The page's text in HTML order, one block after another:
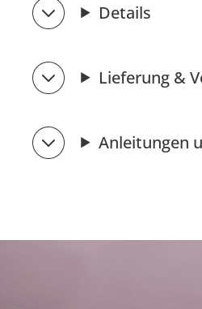
Details
Lieferung &
Anleitungen